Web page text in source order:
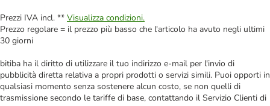
Prezzi IVA incl. ** Visualizza condizioni.
Prezzo regolare = il prezzo più basso che l'articolo ha avuto negli ultimi
30 giorni
bitiba ha il diritto di utilizzare il tuo indirizzo e-mail per l'invio di
pubblicità diretta relativa a propri prodotti o servizi simili. Puoi opporti in
qualsiasi momento senza sostenere alcun costo, se non quelli di
trasmissione secondo le tariffe di base, contattando il Servizio Clienti di